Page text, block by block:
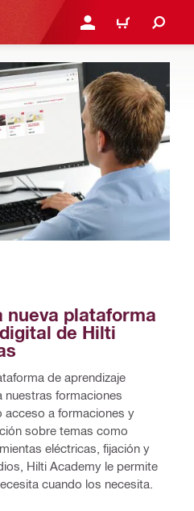
INICIE SESIÓN O
CARRITO
nueva plataforma
de Hilti
de aprendizaje
nuestras formaciones
acceso a formaciones y
sobre temas como
eléctricas, fijación y
Hilti Academy le permite
cuando los necesita.